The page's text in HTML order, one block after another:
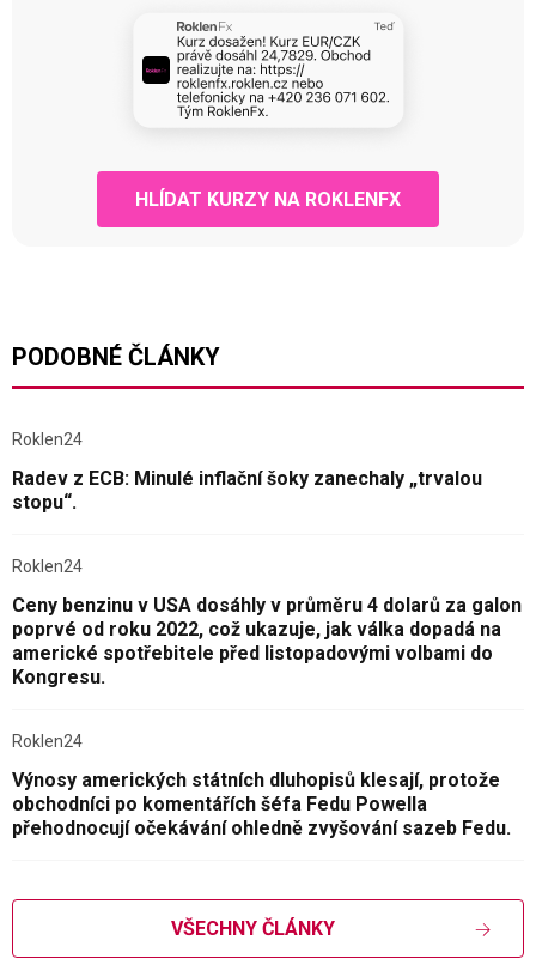
HLÍDAT KURZY NA ROKLENFX
PODOBNÉ ČLÁNKY
Roklen24
Radev z ECB: Minulé inflační šoky zanechaly „trvalou
stopu“.
Roklen24
Ceny benzinu v USA dosáhly v průměru 4 dolarů za galon
poprvé od roku 2022, což ukazuje, jak válka dopadá na
americké spotřebitele před listopadovými volbami do
Kongresu.
Roklen24
Výnosy amerických státních dluhopisů klesají, protože
obchodníci po komentářích šéfa Fedu Powella
přehodnocují očekávání ohledně zvyšování sazeb Fedu.
VŠECHNY ČLÁNKY